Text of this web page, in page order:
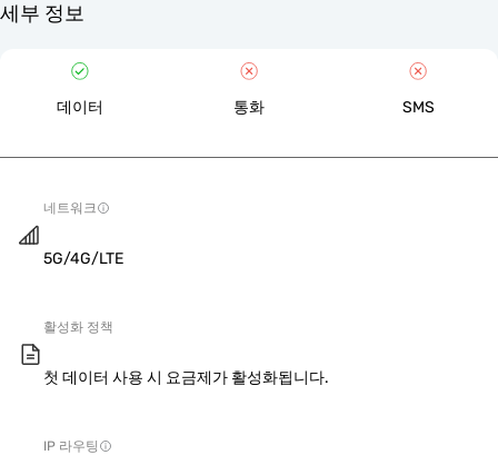
세부 정보
데이터 통화 SMS
네트워크
5G/4G/LTE
활성화 정책
첫 데이터 사용 시 요금제가 활성화됩니다.
IP 라우팅